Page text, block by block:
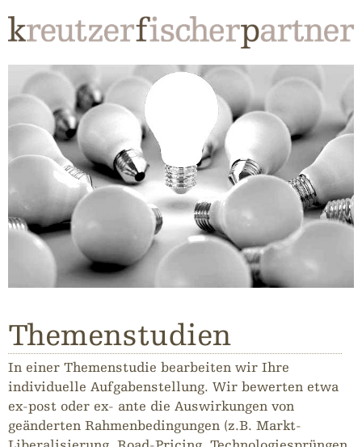
Themenstudien
In einer Themenstudie bearbeiten wir Ihre
individuelle Aufgabenstellung. Wir bewerten etwa
ex-post oder ex- ante die Auswirkungen von
geänderten Rahmenbedingungen (z.B. Markt-